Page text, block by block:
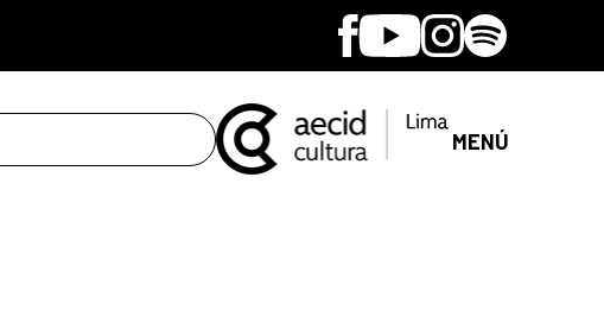
Facebook
YoutubeInstagram
Spotify
MENÚ